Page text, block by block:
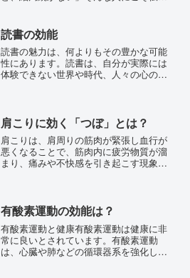
けで痩せる」といった魅力的な言葉が並
びますが、正直に言う...
読書の効能
読書の魅力は、何よりもその豊かな可能
性にあります。読書は、自分が実際には
体験できない世界や時代、人々の心の中
むことで、登場人物の喜び...
肩こりに効く「つぼ」とは？
肩こりは、肩周りの筋肉が緊張し血行が
悪くなることで、筋肉内に疲労物質が溜
まり、痛みや不快感を引き起こす現象で
が前に出た状態になると、...
有酸素運動の効能は？
有酸素運動と健康有酸素運動は健康に非
常に良いとされています。有酸素運動
は、心臓や肺などの循環器系を強化し、